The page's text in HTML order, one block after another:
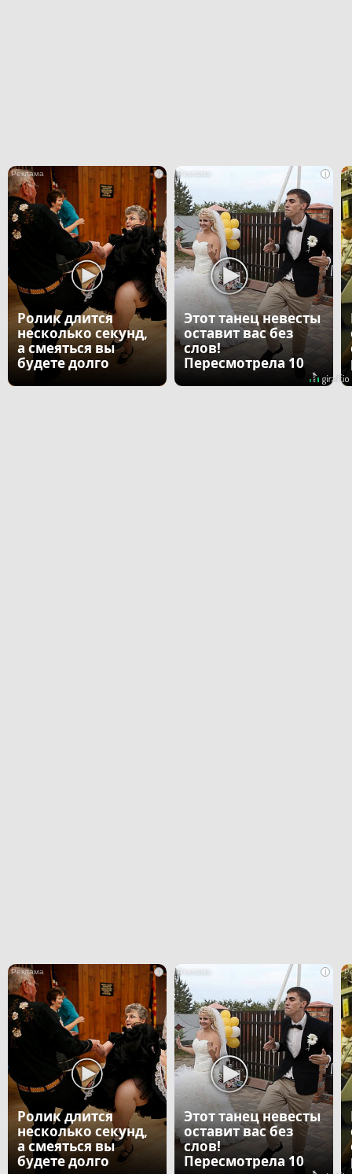
i
Ролик длится
несколько секунд,
а смеяться вы
будете долго
i
Этот танец невесты
оставит вас без
слов!
Пересмотрела 10
i
Ролик длится
несколько секунд,
а смеяться вы
будете долго
i
Этот танец невесты
оставит вас без
слов!
Пересмотрела 10